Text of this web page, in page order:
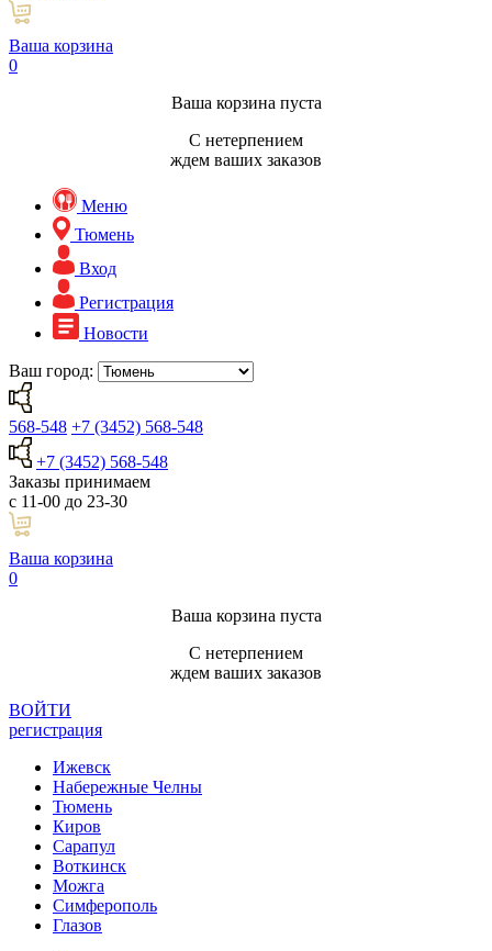
Ваша корзина
0
Ваша корзина пуста
С нетерпением
ждем ваших заказов
Меню
Тюмень
Вход
Регистрация
Новости
Ваш город:
568-548 +7 (3452) 568-548
+7 (3452) 568-548
Заказы принимаем
с 11-00 до 23-30
Ваша корзина
0
Ваша корзина пуста
С нетерпением
ждем ваших заказов
ВОЙТИ
регистрация
Ижевск
Набережные Челны
Тюмень
Киров
Сарапул
Воткинск
Можга
Симферополь
Глазов